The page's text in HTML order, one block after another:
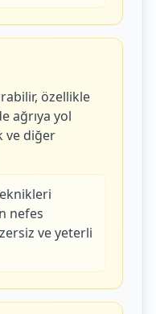
özellikle
ağrıya yol
ve diğer
nefes
ve yeterli